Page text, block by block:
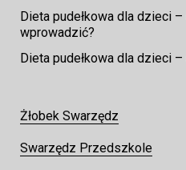
Dieta pudełkowa dla dzieci
wprowadzić?
Dieta pudełkowa dla dzieci
Żłobek Swarzędz
Swarzędz Przedszkole